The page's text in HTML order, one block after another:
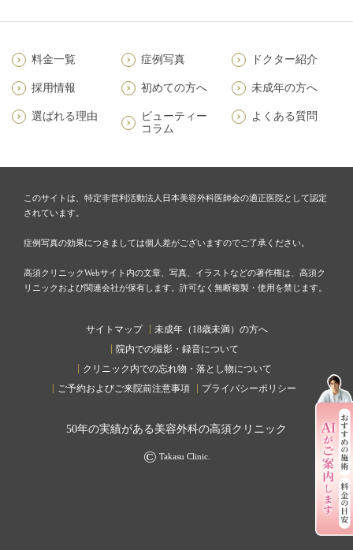
料金一覧 症例写真 ドクター紹介
採用情報 初めての方へ 未成年の方へ
選ばれる理由
ビューティー
コラム
よくある質問
このサイトは、特定非営利活動法人日本美容外科医師会の適正医院として認定
されています。
症例写真の効果につきましては個人差がございますのでご了承ください。
高須クリニックWebサイト内の文章、写真、イラストなどの著作権は、高須ク
リニックおよび関連会社が保有します。許可なく無断複製・使用を禁じます。
サイトマップ
未成年（18歳未満）の方へ
院内での撮影・録音について
クリニック内での忘れ物・落とし物について
ご予約およびご来院前注意事項
プライバシーポリシー
50年の実績がある美容外科の高須クリニック
© Takasu Clinic.